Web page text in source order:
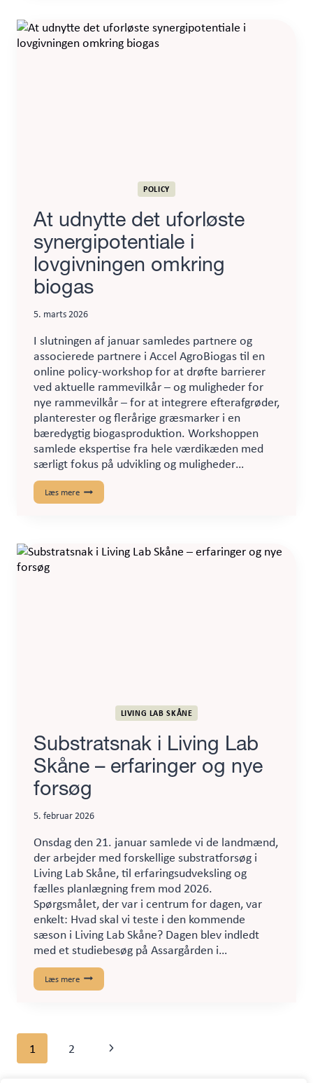
biogaspotentialet
fra
POLICY
At udnytte det uforløste
synergipotentiale i
lovgivningen omkring
biogas
5. marts 2026
I slutningen af januar samledes partnere og
associerede partnere i Accel AgroBiogas til en
online policy-workshop for at drøfte barrierer
ved aktuelle rammevilkår – og muligheder for
nye rammevilkår – for at integrere efterafgrøder,
planterester og flerårige græsmarker i en
bæredygtig biogasproduktion. Workshoppen
samlede ekspertise fra hele værdikæden med
særligt fokus på udvikling og muligheder…
Læs mere
udnytte
lovgivningen
LIVING LAB SKÅNE
Substratsnak i Living Lab
Skåne – erfaringer og nye
forsøg
5. februar 2026
Onsdag den 21. januar samlede vi de landmænd,
der arbejder med forskellige substratforsøg i
Living Lab Skåne, til erfaringsudveksling og
fælles planlægning frem mod 2026.
Spørgsmålet, der var i centrum for dagen, var
enkelt: Hvad skal vi teste i den kommende
sæson i Living Lab Skåne? Dagen blev indledt
med et studiebesøg på Assargården i…
Læs mere Substratsnak
i
erfaringer
Side
1 2
Næste